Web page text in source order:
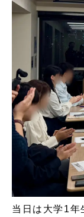
当日は大学1年